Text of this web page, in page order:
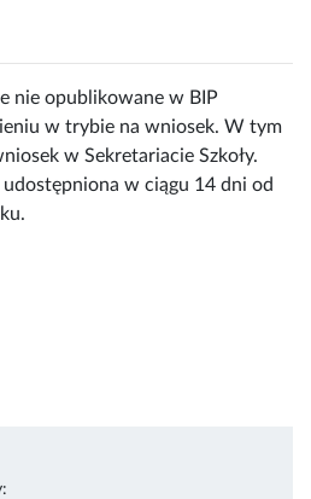
nie opublikowane w BIP
w trybie na wniosek. W tym
w Sekretariacie Szkoły.
udostępniona w ciągu 14 dni od